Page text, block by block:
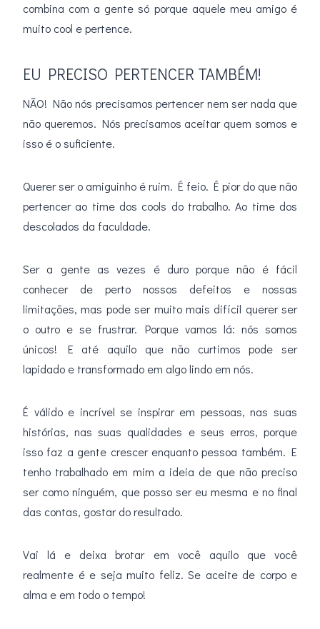
combina com a gente só porque aquele meu amigo é
muito cool e pertence.
EU PRECISO PERTENCER TAMBÉM!
NÃO! Não nós precisamos pertencer nem ser nada que
não queremos. Nós precisamos aceitar quem somos e
isso é o suficiente.
Querer ser o amiguinho é ruim. É feio. É pior do que não
pertencer ao time dos cools do trabalho. Ao time dos
descolados da faculdade.
Ser a gente as vezes é duro porque não é fácil
conhecer de perto nossos defeitos e nossas
limitações, mas pode ser muito mais difícil querer ser
o outro e se frustrar. Porque vamos lá: nós somos
únicos! E até aquilo que não curtimos pode ser
lapidado e transformado em algo lindo em nós.
É válido e incrível se inspirar em pessoas, nas suas
histórias, nas suas qualidades e seus erros, porque
isso faz a gente crescer enquanto pessoa também. E
tenho trabalhado em mim a ideia de que não preciso
ser como ninguém, que posso ser eu mesma e no final
das contas, gostar do resultado.
Vai lá e deixa brotar em você aquilo que você
realmente é e seja muito feliz. Se aceite de corpo e
alma e em todo o tempo!